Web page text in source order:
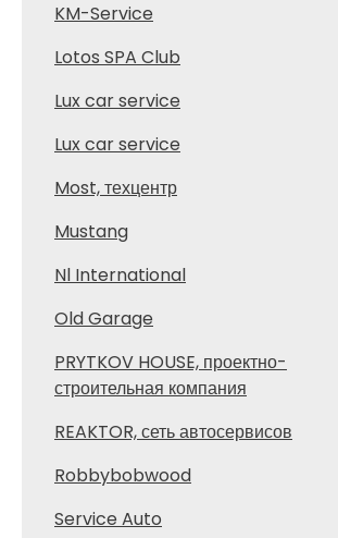
KM-Service
Lotos SPA Club
Lux car service
Lux car service
Most, техцентр
Mustang
Nl International
Old Garage
PRYTKOV HOUSE, проектно-
строительная компания
REAKTOR, сеть автосервисов
Robbybobwood
Service Auto